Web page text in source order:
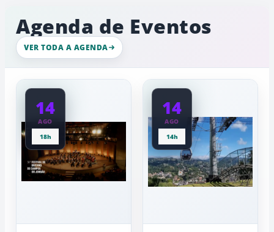
inverno
movimento
intenso
nesta
quinta-
feira
a
Agenda de Eventos
VER TODA A AGENDA
14
AGO
18h
14
AGO
14h